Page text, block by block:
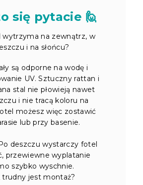
się pytacie 🙋
wytrzyma na zewnątrz, w
i na słońcu?
są odporne na wodę i
UV. Sztuczny rattan i
stal nie płowieją nawet
i nie tracą koloru na
możesz więc zostawić
lub przy basenie.
deszczu wystarczy fotel
przewiewne wyplatanie
szybko wyschnie.
trudny jest montaż?